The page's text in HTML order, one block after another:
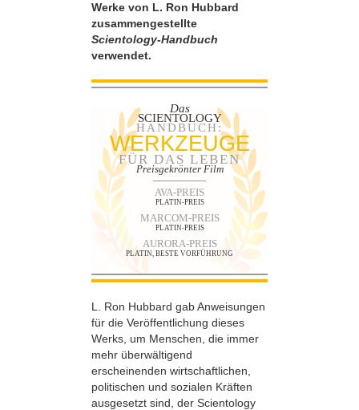
Werke von L. Ron Hubbard
zusammengestellte
Scientology-Handbuch
verwendet.
Das
SCIENTOLOGY
HANDBUCH:
WERKZEUGE
FÜR DAS LEBEN
Preisgekrönter Film
AVA-PREIS
PLATIN-PREIS
MARCOM-PREIS
PLATIN-PREIS
AURORA-PREIS
PLATIN, BESTE VORFÜHRUNG
L. Ron Hubbard gab Anweisungen
für die Veröffentlichung dieses
Werks, um Menschen, die immer
mehr überwältigend
erscheinenden wirtschaftlichen,
politischen und sozialen Kräften
ausgesetzt sind, der Scientology